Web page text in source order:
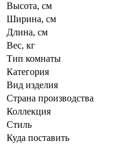
Высота, см
Ширина, см
Длина, см
Вес, кг
Тип комнаты
Категория
Вид изделия
Страна производства
Коллекция
Стиль
Куда поставить